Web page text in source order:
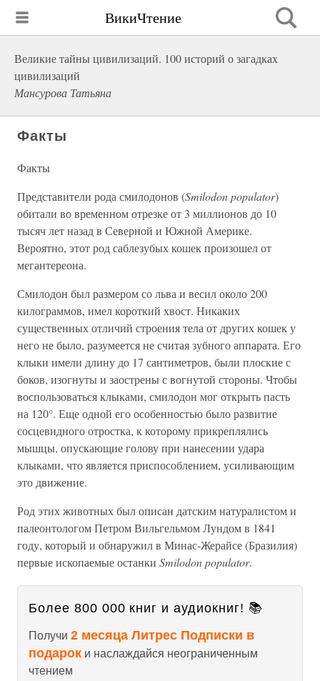
ВикиЧтение
Великие тайны цивилизаций. 100 историй о загадках
цивилизаций
Мансурова Татьяна
Факты
Факты
Представители рода смилодонов (Smilodon populator)
обитали во временном отрезке от 3 миллионов до 10
тысяч лет назад в Северной и Южной Америке.
Вероятно, этот род саблезубых кошек произошел от
мегантереона.
Смилодон был размером со льва и весил около 200
килограммов, имел короткий хвост. Никаких
существенных отличий строения тела от других кошек у
него не было, разумеется не считая зубного аппарата. Его
клыки имели длину до 17 сантиметров, были плоские с
боков, изогнуты и заострены с вогнутой стороны. Чтобы
воспользоваться клыками, смилодон мог открыть пасть
на 120°. Еще одной его особенностью было развитие
сосцевидного отростка, к которому прикреплялись
мышцы, опускающие голову при нанесении удара
клыками, что является приспособлением, усиливающим
это движение.
Род этих животных был описан датским натуралистом и
палеонтологом Петром Вильгельмом Лундом в 1841
году, который и обнаружил в Минас-Жерайсе (Бразилия)
первые ископаемые останки Smilodon populator.
Более 800 000 книг и аудиокниг! 📚
Получи 2 месяца Литрес Подписки в
подарок и наслаждайся неограниченным
чтением